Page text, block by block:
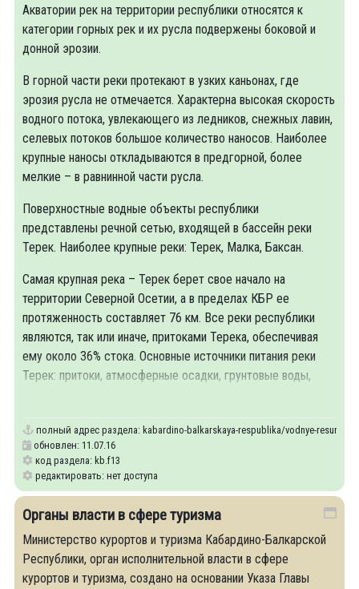
Акватории рек на территории республики относятся к
категории горных рек и их русла подвержены боковой и
донной эрозии.
В горной части реки протекают в узких каньонах, где
эрозия русла не отмечается. Характерна высокая скорость
водного потока, увлекающего из ледников, снежных лавин,
селевых потоков большое количество наносов. Наиболее
крупные наносы откладываются в предгорной, более
мелкие – в равнинной части русла.
Поверхностные водные объекты республики
представлены речной сетью, входящей в бассейн реки
Терек. Наиболее крупные реки: Терек, Малка, Баксан.
Самая крупная река – Терек берет свое начало на
территории Северной Осетии, а в пределах КБР ее
протяженность составляет 76 км. Все реки республики
являются, так или иначе, притоками Терека, обеспечивая
ему около 36% стока. Основные источники питания реки
Терек: притоки, атмосферные осадки, грунтовые воды,
полный адрес раздела: kabardino-balkarskaya-respublika/vodnye-resursy-
обновлен: 11.07.16
код раздела: kb.f13
редактировать: нет доступа
Органы власти в сфере туризма
Министерство курортов и туризма Кабардино-Балкарской
Республики, орган исполнительной власти в сфере
курортов и туризма, создано на основании Указа Главы